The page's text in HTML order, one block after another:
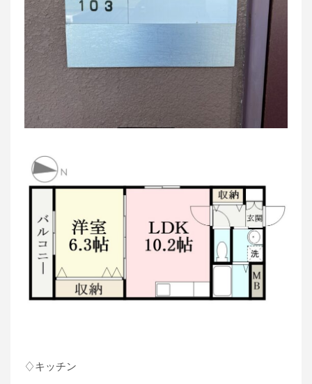
♢キッチン